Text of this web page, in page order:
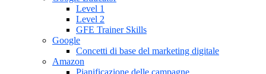
Level 1
Level 2
GFE Trainer Skills
Google
Concetti di base del marketing digitale
Amazon
Pianificazione delle campagne